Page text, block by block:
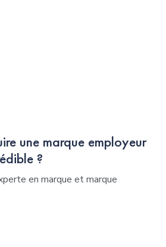
une marque employeur
?
en marque et marque